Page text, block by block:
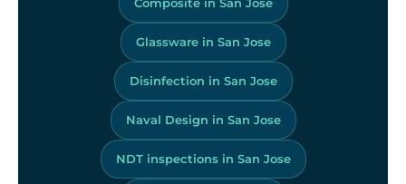
Glassware in San Jose
Disinfection in San Jose
Naval Design in San Jose
NDT inspections in San Jose